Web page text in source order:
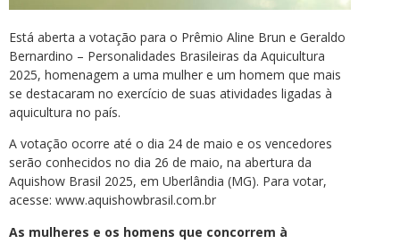
Está aberta a votação para o Prêmio Aline Brun e Geraldo
Bernardino – Personalidades Brasileiras da Aquicultura
2025, homenagem a uma mulher e um homem que mais
se destacaram no exercício de suas atividades ligadas à
aquicultura no país.
A votação ocorre até o dia 24 de maio e os vencedores
serão conhecidos no dia 26 de maio, na abertura da
Aquishow Brasil 2025, em Uberlândia (MG). Para votar,
acesse: www.aquishowbrasil.com.br
As mulheres e os homens que concorrem à